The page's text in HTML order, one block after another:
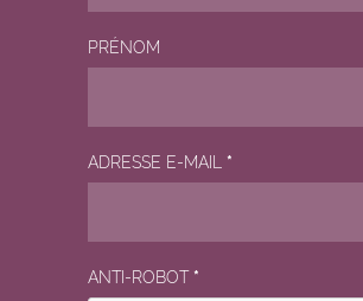
PRÉNOM
ADRESSE E-MAIL *
ANTI-ROBOT *